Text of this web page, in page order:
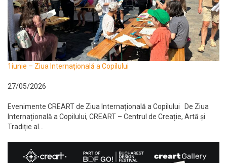
1iunie – Ziua Internațională a Copilului
27/05/2026
Evenimente CREART de Ziua Internațională a Copilului De Ziua
Internațională a Copilului, CREART – Centrul de Creație, Artă și
Tradiție al...